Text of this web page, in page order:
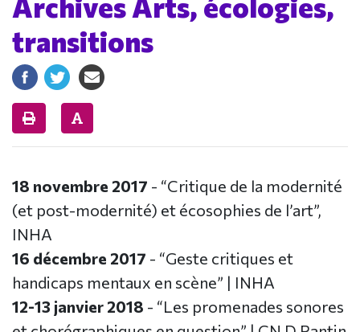
transitions
18 novembre 2017 - “Critique de la modernité
(et post-modernité) et écosophies de l’art”,
INHA
16 décembre 2017 - “Geste critiques et
handicaps mentaux en scène” | INHA
12-13 janvier 2018 - “Les promenades sonores